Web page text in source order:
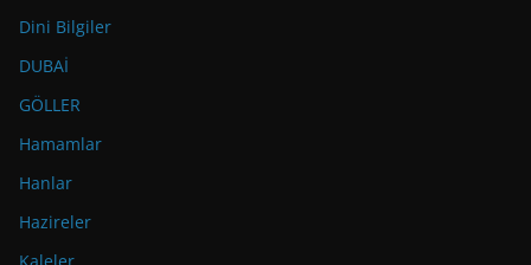
Dini Bilgiler
DUBAİ
GÖLLER
Hamamlar
Hanlar
Hazireler